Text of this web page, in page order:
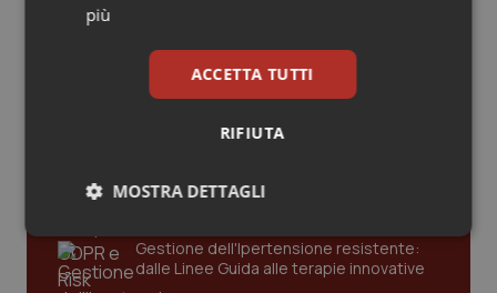
Quotidiano Cardiologia
Quotidiano Chirurgia
Quotidiano Oncologia
Quotidiano Pediatria
Rene & patologie urogenitali
Ultime analisi e review da QS Pro
Cloud sanitario: infrastrutture,
Gestione dell'Ipertensione resistente:
dalle Linee Guida alle terapie innovative
più
ACCETTA TUTTI
RIFIUTA
MOSTRA DETTAGLI
Necessari Statistici Marketing